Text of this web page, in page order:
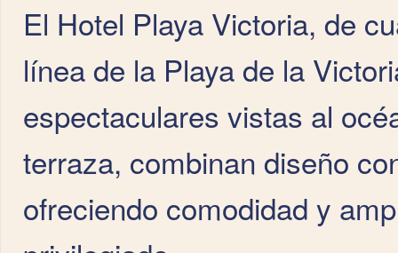
El Hotel Playa Victoria, de
línea de la Playa de la
espectaculares vistas al
terraza, combinan diseño
ofreciendo comodidad y